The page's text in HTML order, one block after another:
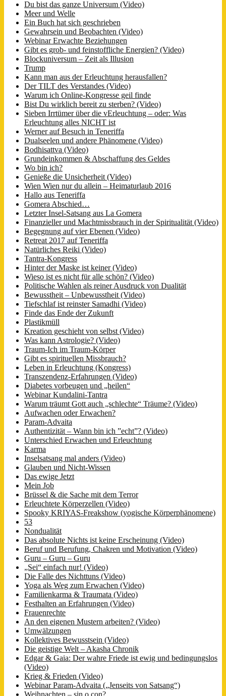
Du bist das ganze Universum (Video)
Meer und Welle
Ein Buch hat sich geschrieben
Gewahrsein und Beobachten (Video)
Webinar Erwachte Beziehungen
Gibt es grob- und feinstoffliche Energien? (Video)
Blockuniversum – Zeit als Illusion
Trump
Kann man aus der Erleuchtung herausfallen?
Der TILT des Verstandes (Video)
Warum ich Online-Kongresse geil finde
Bist Du wirklich bereit zu sterben? (Video)
Sieben Irrtümer über die vErleuchtung – oder: Was
Erleuchtung alles NICHT ist
Werner auf Besuch in Teneriffa
Dualseelen und andere Phänomene (Video)
Bodhisattva (Video)
Grundeinkommen & Abschaffung des Geldes
Wo bin ich?
Genieße die Unsicherheit (Video)
Wien Wien nur du allein – Heimaturlaub 2016
Hallo aus Teneriffa
Gomera Abschied…
Letzter Insel-Satsang aus La Gomera
Finanzieller und Machtmissbrauch in der Spiritualität (Video)
Begegnung auf vier Ebenen (Video)
Retreat 2017 auf Teneriffa
Natürliches Reiki (Video)
Tantra-Kongress
Hinter der Maske ist keiner (Video)
Wieso ist es nicht für alle schön? (Video)
Politische Wahlen als reiner Ausdruck von Dualität
Bewusstheit – Unbewusstheit (Video)
Tiefschlaf ist reinster Samadhi (Video)
Finde das Ende der Zukunft
Plastikmüll
Kreation geschieht von selbst (Video)
Was kann Astrologie? (Video)
Traum-Ich im Traum-Körper
Gibt es spirituellen Missbrauch?
Leben in Erleuchtung (Kongress)
Transzendenz-Erfahrungen (Video)
Diabetes vorbeugen und „heilen“
Webinar Kundalini-Tantra
Warum träumt Gott auch „schlechte“ Träume? (Video)
Aufwachen oder Erwachen?
Param-Advaita
Authentizität – Wann bin ich ”echt”? (Video)
Unterschied Erwachen und Erleuchtung
Karma
Inselsatsang mal anders (Video)
Glauben und Nicht-Wissen
Das ewige Jetzt
Mein Job
Brüssel & die Sache mit dem Terror
Erleuchtete Körperzellen (Video)
Spooky KRIYAS-Freakshow (yogische Körperphänomene)
53
Nondualität
Das absolute Nichts ist keine Erscheinung (Video)
Beruf und Berufung, Chakren und Motivation (Video)
Guru – Guru – Guru
„Sei“ einfach nur! (Video)
Die Falle des Nichttuns (Video)
Yoga als Weg zum Erwachen (Video)
Familienkarma & Traumata (Video)
Festhalten an Erfahrungen (Video)
Frauenrechte
An den eigenen Mustern arbeiten? (Video)
Umwälzungen
Kollektives Bewusstsein (Video)
Die geistige Welt – Akasha Chronik
Edgar & Gaia: Der wahre Friede ist ewig und bedingungslos
(Video)
Krieg & Frieden (Video)
Webinar Param-Advaita („Jenseits von Satsang“)
Weihnachten – sin o con?